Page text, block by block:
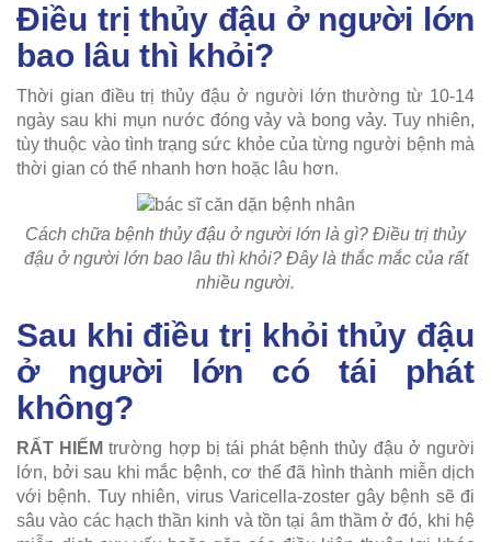
Điều trị thủy đậu ở người lớn
bao lâu thì khỏi?
Thời gian điều trị thủy đậu ở người lớn thường từ 10-14
ngày sau khi mụn nước đóng vảy và bong vảy. Tuy nhiên,
tùy thuộc vào tình trạng sức khỏe của từng người bệnh mà
thời gian có thể nhanh hơn hoặc lâu hơn.
Cách chữa bệnh thủy đậu ở người lớn là gì? Điều trị thủy
đậu ở người lớn bao lâu thì khỏi? Đây là thắc mắc của rất
nhiều người.
Sau khi điều trị khỏi thủy đậu
ở người lớn có tái phát
không?
RẤT HIẾM trường hợp bị tái phát bệnh thủy đậu ở người
lớn, bởi sau khi mắc bệnh, cơ thể đã hình thành miễn dịch
với bệnh. Tuy nhiên, virus Varicella-zoster gây bệnh sẽ đi
sâu vào các hạch thần kinh và tồn tại âm thầm ở đó, khi hệ